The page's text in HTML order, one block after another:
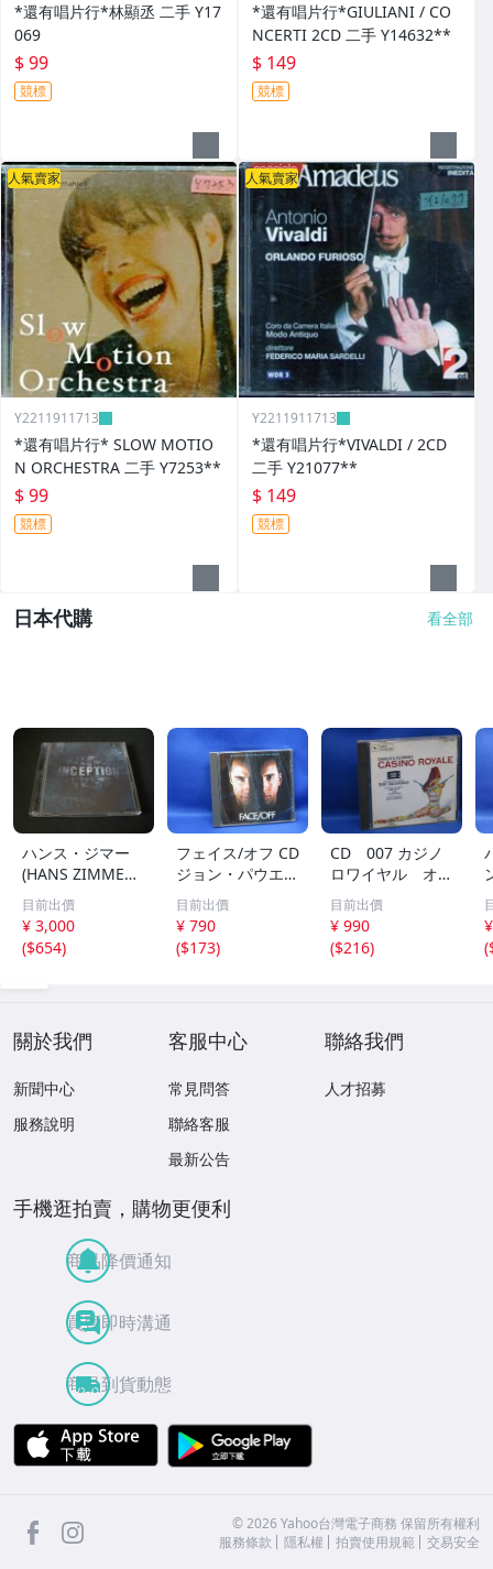
*還有唱片行*林顯丞 二手 Y17
069
$ 99
競標
*還有唱片行*GIULIANI / CO
NCERTI 2CD 二手 Y14632**
$ 149
競標
人氣賣家
Y2211911713
*還有唱片行* SLOW MOTIO
N ORCHESTRA 二手 Y7253**
$ 99
競標
人氣賣家
Y2211911713
*還有唱片行*VIVALDI / 2CD
二手 Y21077**
$ 149
競標
日本代購 看全部
ハンス・ジマー
(HANS ZIMMER)
映画「インセプシ
ョン (完全盤)」(I
NCEPTION) サウ
ンドトラック (2
目前出價
¥ 3,000
($654)
フェイス/オフ CD
ジョン・パウエル
FACE/OFF JOHN
POWELL プロデ
ュース:ハンス・
ジマー HANS ZI
目前出價
¥ 790
($173)
CD 007 カジノ
ロワイヤル オリ
ジナルサウンドト
ラック 70412
目前出價
¥ 990
($216)
(
關於我們
新聞中心
服務說明
客服中心
常見問答
聯絡客服
最新公告
聯絡我們
人才招募
手機逛拍賣，購物更便利
商品降價通知
買賣即時溝通
商品到貨動態
APP Store
facebook ©2026 Yahoo台灣電子商務 保留所有權利
服務條款
隱私權 拍賣使用規範 交易安全